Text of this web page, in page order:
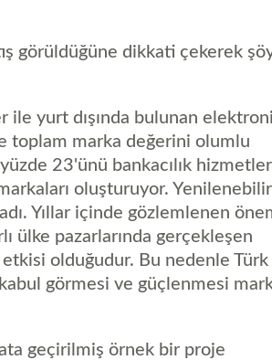
görüldüğüne dikkati çekerek
ile yurt dışında bulunan
toplam marka değerini olumlu
23'ünü bankacılık
oluşturuyor. Yenilenebilir
Yıllar içinde gözlemlenen
ülke pazarlarında gerçekleşen
etkisi olduğudur. Bu nedenle Türk
kabul görmesi ve güçlenmesi
geçirilmiş örnek bir proje